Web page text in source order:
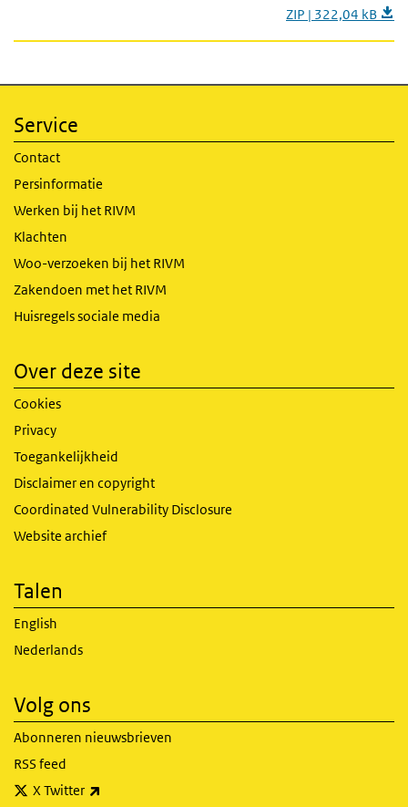
ZIP | 322,04 kB
Service
Contact
Persinformatie
Werken bij het RIVM
Klachten
Woo-verzoeken bij het RIVM
Zakendoen met het RIVM
Huisregels sociale media
Over deze site
Cookies
Privacy
Toegankelijkheid
Disclaimer en copyright
Coordinated Vulnerability Disclosure
Website archief
Talen
English
Nederlands
Volg ons
Abonneren nieuwsbrieven
RSS feed
X Twitter